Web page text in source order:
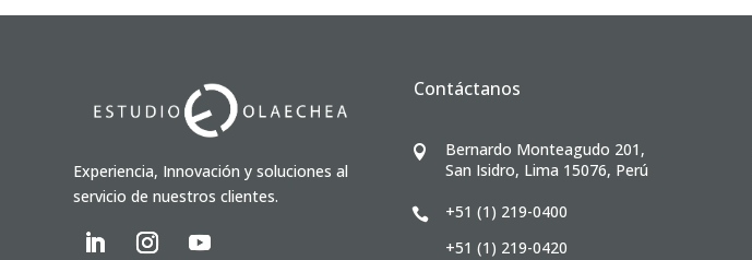
Experiencia, Innovación y soluciones al
servicio de nuestros clientes.
Contáctanos

Bernardo Monteagudo 201,
San Isidro, Lima 15076, Perú

+51 (1) 219-0400
+51 (1) 219-0420